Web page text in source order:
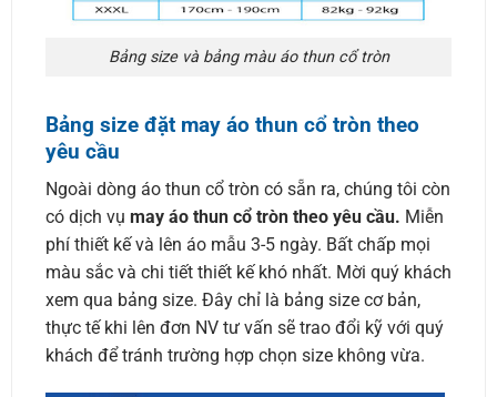
Bảng size và bảng màu áo thun cổ tròn
Bảng size đặt may áo thun cổ tròn theo
yêu cầu
Ngoài dòng áo thun cổ tròn có sẵn ra, chúng tôi còn
có dịch vụ may áo thun cổ tròn theo yêu cầu. Miễn
phí thiết kế và lên áo mẫu 3-5 ngày. Bất chấp mọi
màu sắc và chi tiết thiết kế khó nhất. Mời quý khách
xem qua bảng size. Đây chỉ là bảng size cơ bản,
thực tế khi lên đơn NV tư vấn sẽ trao đổi kỹ với quý
khách để tránh trường hợp chọn size không vừa.